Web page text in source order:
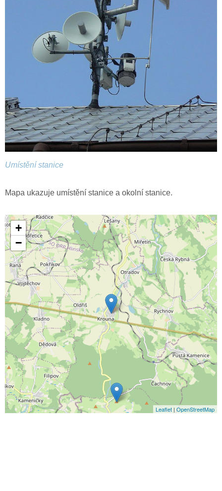
Umístění stanice
Mapa ukazuje umístění stanice a okolní stanice.
+
−
Leaflet | OpenStreetMap